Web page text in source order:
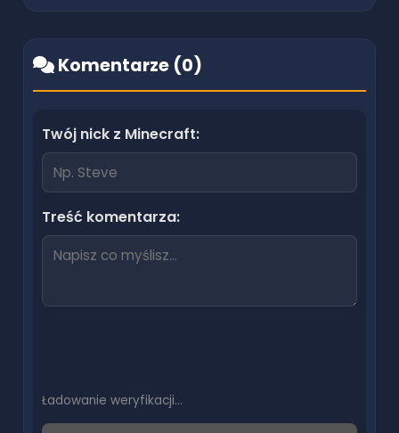
Komentarze (0)
Twój nick z Minecraft:
Treść komentarza:
Ładowanie weryfikacji…